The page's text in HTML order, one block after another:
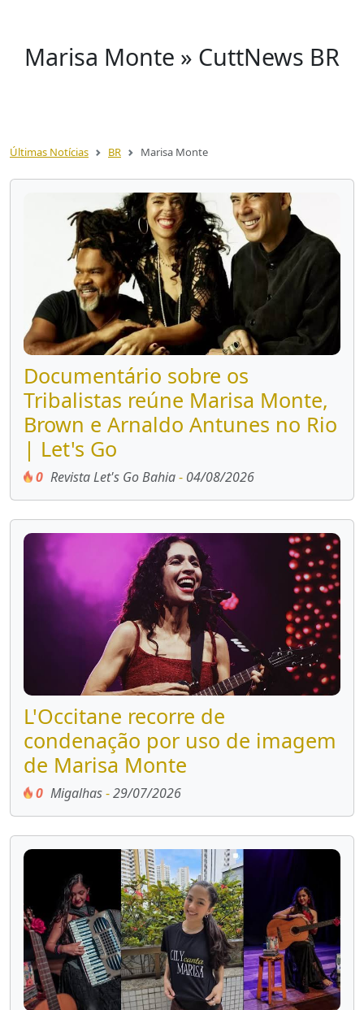
Marisa Monte » CuttNews BR
Últimas Notícias BR Marisa Monte
Documentário sobre os
Tribalistas reúne Marisa Monte,
Brown e Arnaldo Antunes no Rio
| Let's Go
0 Revista Let's Go Bahia- 04/08/2026
L'Occitane recorre de
condenação por uso de imagem
de Marisa Monte
0 Migalhas-29/07/2026